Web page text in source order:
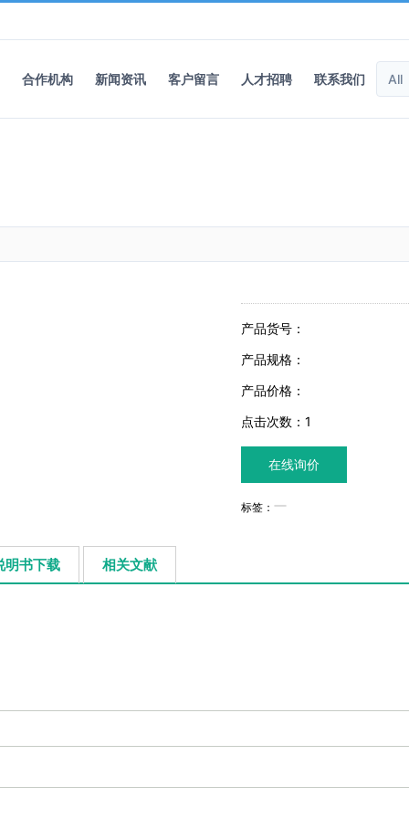
合作机构 新闻资讯 客户留言 人才招聘 联系我们
产品货号：
产品规格：
产品价格：
点击次数： 1
在线询价
标签：
明书下载 相关文献